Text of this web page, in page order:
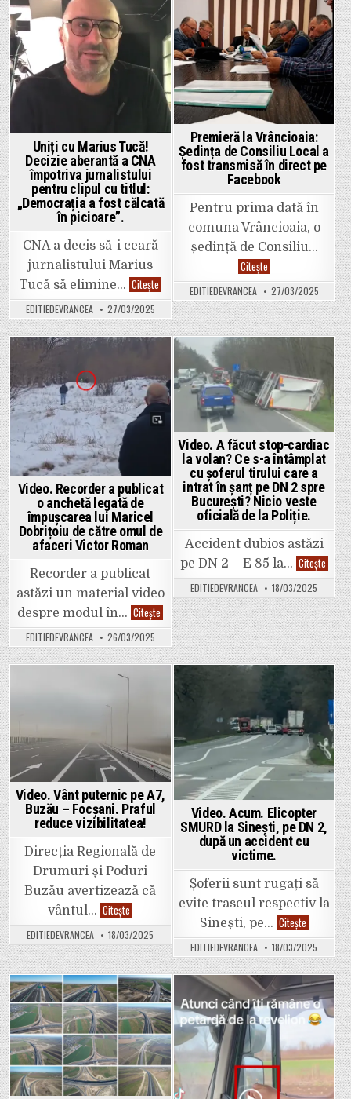
6
DAN
79
ani.
zona
Buzău.
Care
mai
este
situația
pe
șantier.
Posted
in
Uniți cu Marius Tucă!
Decizie aberantă a CNA
împotriva jurnalistului
pentru clipul cu titlul:
„Democrația a fost călcată
în picioare”.
CNA a decis să-i ceară
jurnalistului Marius
Tucă să elimine… Citește Uniți
cu
Marius
Tucă!
Decizie
aberantă
împotriva
jurnalistului
pentru
clipul
cu
titlul:
„Democrația
călcată
picioare”.
EDITIEDEVRANCEA 27/03/2025
Posted
in
Premieră la Vrâncioaia:
Ședința de Consiliu Local a
fost transmisă în direct pe
Facebook
Pentru prima dată în
comuna Vrâncioaia, o
ședință de Consiliu…
CiteștePremieră
la
Vrâncioaia:
Ședința
de
Consiliu
Local
a
în
direct
pe
Facebook
EDITIEDEVRANCEA 27/03/2025
in
Video. Recorder a publicat
o anchetă legată de
împușcarea lui Maricel
Dobrițoiu de către omul de
afaceri Victor Roman
Recorder a publicat
astăzi un material video
despre modul în… Citește Video.
Recorder
a
publicat
o
anchetă
legată
împușcarea
de
către
omul
de
afaceri
Victor
Roman
EDITIEDEVRANCEA 26/03/2025
Posted
in
Video. A făcut stop-cardiac
la volan? Ce s-a întâmplat
cu șoferul tirului care a
intrat în șanț pe DN 2 spre
București? Nicio veste
oficială de la Poliție.
Accident dubios astăzi
pe DN 2 – E 85 la… CiteșteVideo.
A
făcut
stop-
la
volan?
Ce
s-
a
tirului
care
a
intrat
în
șanț
pe
DN
2
spre
Nicio
veste
de
EDITIEDEVRANCEA 18/03/2025
Video. Vânt puternic pe A7,
Buzău – Focșani. Praful
reduce vizibilitatea!
Direcția Regională de
Drumuri și Poduri
Buzău avertizează că
vântul… Citește
Vânt
puternic
pe
A7,
Buzău
–
Focșani.
Praful
reduce
vizibilitatea!
EDITIEDEVRANCEA 18/03/2025
Video. Acum. Elicopter
SMURD la Sinești, pe DN 2,
după un accident cu
victime.
Șoferii sunt rugați să
evite traseul respectiv la
Sinești, pe… CiteșteVideo.
Acum.
Elicopter
SMURD
la
Sinești,
pe
DN
2,
după
un
accident
cu
victime.
EDITIEDEVRANCEA 18/03/2025
Posted
in
Posted
in